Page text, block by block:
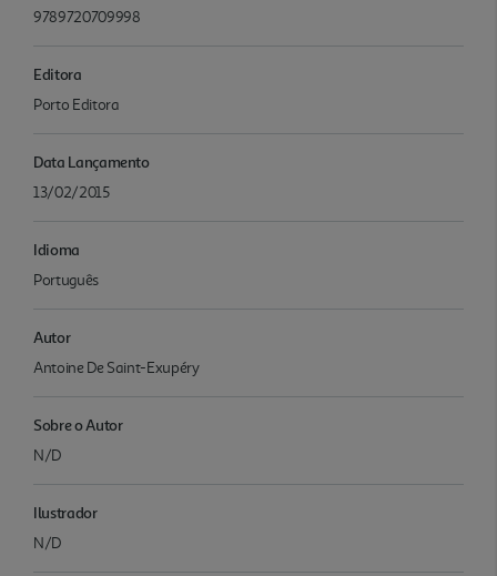
9789720709998
Editora
Porto Editora
Data Lançamento
13/02/2015
Idioma
Português
Autor
Antoine De Saint-Exupéry
Sobre o Autor
N/D
Ilustrador
N/D